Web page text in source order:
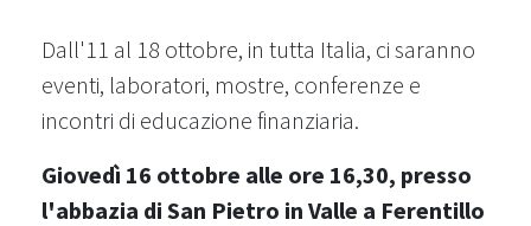
Dall'11 al 18 ottobre, in tutta Italia, ci saranno
eventi, laboratori, mostre, conferenze e
incontri di educazione finanziaria.
Giovedì 16 ottobre alle ore 16,30, presso
l'abbazia di San Pietro in Valle a Ferentillo